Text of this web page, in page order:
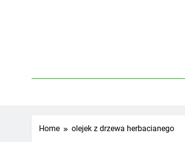
Home olejek z drzewa herbacianego